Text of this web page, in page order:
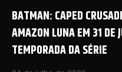
BATMAN: CAPED
AMAZON LUNA EM 31 DE
TEMPORADA DA SÉRIE